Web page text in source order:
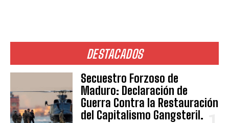
DESTACADOS
Secuestro Forzoso de
Maduro: Declaración de
Guerra Contra la Restauración
del Capitalismo Gangsteril.